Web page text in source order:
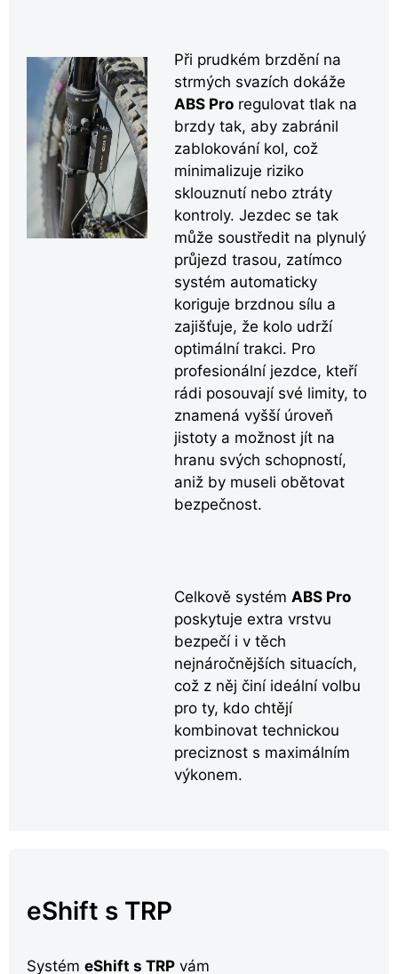
Při prudkém brzdění na
strmých svazích dokáže
ABS Proregulovat tlak na
brzdy tak, aby zabránil
zablokování kol, což
minimalizuje riziko
sklouznutí nebo ztráty
kontroly. Jezdec se tak
může soustředit na plynulý
průjezd trasou, zatímco
systém automaticky
koriguje brzdnou sílu a
zajišťuje, že kolo udrží
optimální trakci. Pro
profesionální jezdce, kteří
rádi posouvají své limity, to
znamená vyšší úroveň
jistoty a možnost jít na
hranu svých schopností,
aniž by museli obětovat
bezpečnost.
Celkově systém ABS Pro
poskytuje extra vrstvu
bezpečí i v těch
nejnáročnějších situacích,
což z něj činí ideální volbu
pro ty, kdo chtějí
kombinovat technickou
preciznost s maximálním
výkonem.
eShift s TRP
Systém eShift s TRP vám